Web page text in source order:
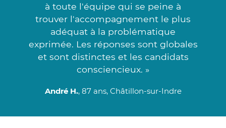
à toute l'équipe qui se peine à
trouver l'accompagnement le plus
adéquat à la problématique
exprimée. Les réponses sont globales
et sont distinctes et les candidats
consciencieux. »
André H., 87 ans, Châtillon-sur-Indre